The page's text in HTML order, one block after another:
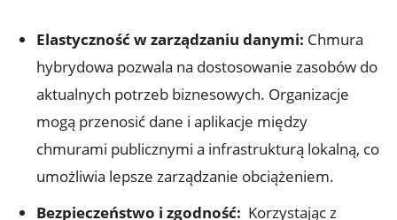
Elastyczność⁤ w ⁤zarządzaniu danymi: Chmura
‌hybrydowa pozwala na dostosowanie​ zasobów do
aktualnych ‍potrzeb biznesowych. Organizacje
mogą przenosić dane i aplikacje między‌
chmurami publicznymi a infrastrukturą lokalną, co
umożliwia lepsze zarządzanie obciążeniem.
Bezpieczeństwo i zgodność: ⁣ Korzystając z